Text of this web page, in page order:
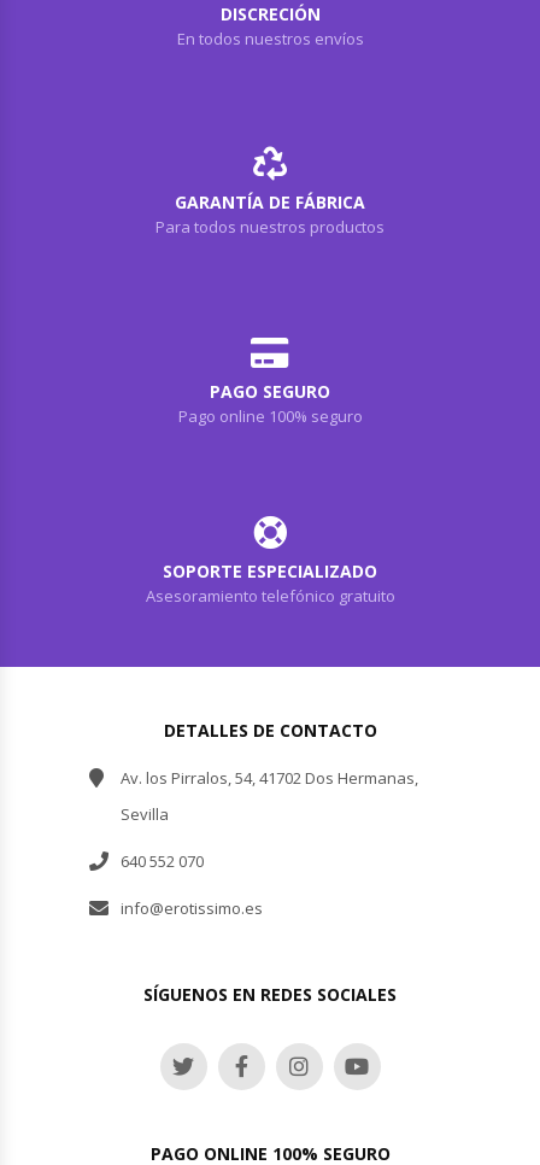
DISCRECIÓN
En todos nuestros envíos
GARANTÍA DE FÁBRICA
Para todos nuestros productos
PAGO SEGURO
Pago online 100% seguro
SOPORTE ESPECIALIZADO
Asesoramiento telefónico gratuito
DETALLES DE CONTACTO
Av. los Pirralos, 54, 41702 Dos Hermanas,
Sevilla
640 552 070
info@erotissimo.es
SÍGUENOS EN REDES SOCIALES
PAGO ONLINE 100% SEGURO